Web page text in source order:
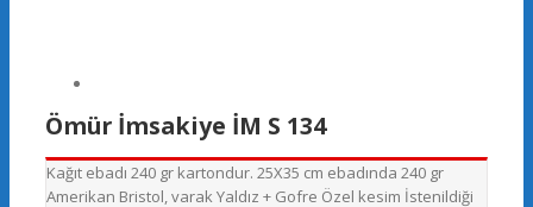
Ömür İmsakiye İM S 134
Kağıt ebadı 240 gr kartondur. 25X35 cm ebadında 240 gr
Amerikan Bristol, varak Yaldız + Gofre Özel kesim İstenildiği